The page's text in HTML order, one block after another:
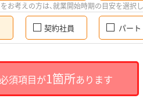
お考えの方は、就業開始時期の目安を選択
契約社員 パート
須項目が1箇所あります